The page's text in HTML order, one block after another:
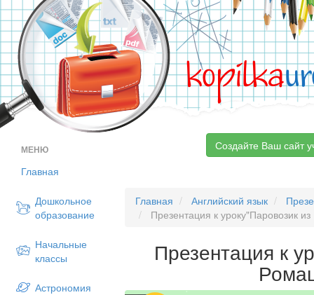
kopilka
МЕНЮ
Главная
Дошкольное
образование
Начальные
классы
Астрономия
Создайте Ваш сайт
Главная Английский язык
Презентация к уроку"Паровозик
Презентация к